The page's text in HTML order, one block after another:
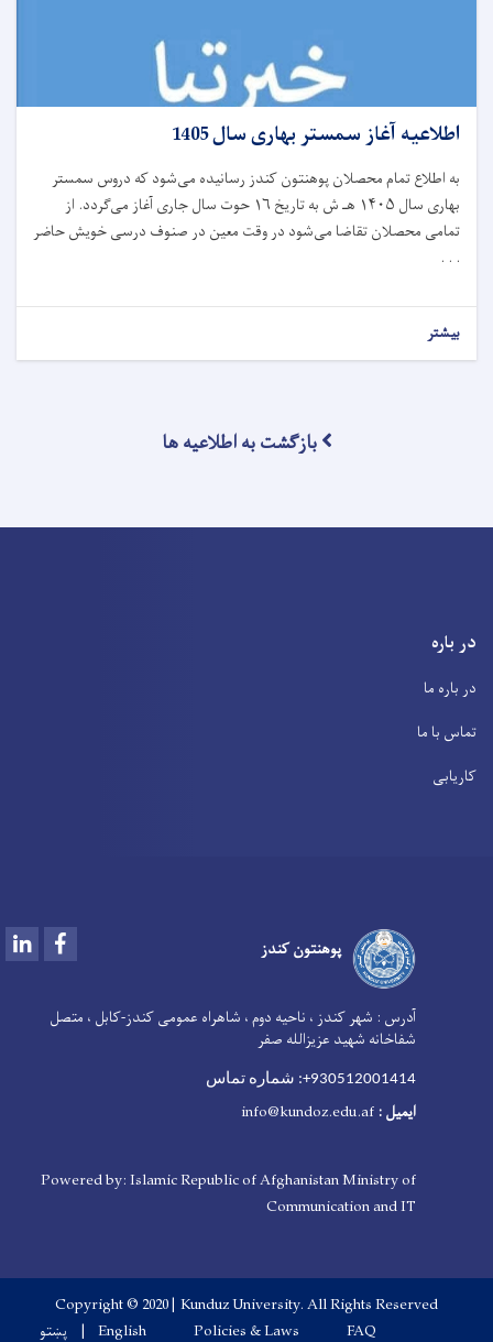
اطلاعیه آغاز سمستر بهاری سال 1405
به اطلاع تمام محصلان پوهنتون کندز رسانیده می‌شود که دروس سمستر
بهاری سال ۱۴۰۵ هـ ش به تاریخ ۱۶ حوت سال جاری آغاز می‌گردد. از
تمامی محصلان تقاضا می‌شود در وقت معین در صنوف درسی خویش حاضر
. . .
بیشتر
بازگشت به اطلاعیه ها
در باره
در باره ما
تماس با ما
کاریابی
پوهنتون کندز LinkedIn
آدرس : شهر کندز ، ناحیه دوم ، شاهراه عمومی کندز-کابل ، متصل
شفاخانه شهید عزیزالله صفر
930512001414+: شماره تماس
ایمیل:
info@kundoz.edu.af
Powered by: Islamic Republic of Afghanistan Ministry of
Communication and IT
Copyright © 2020 | Kunduz University. All Rights Reserved
FAQ
Policies & Laws
English پښتو